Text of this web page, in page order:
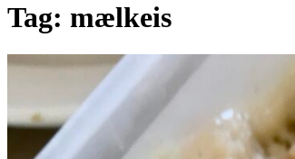
Tag: mælkeis